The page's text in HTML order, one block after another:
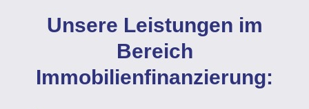
Unsere Leistungen im
Bereich
Immobilienfinanzierung: